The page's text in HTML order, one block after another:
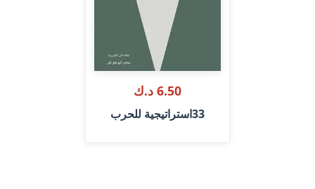
6.50 د.ك
33استراتيجية للحرب